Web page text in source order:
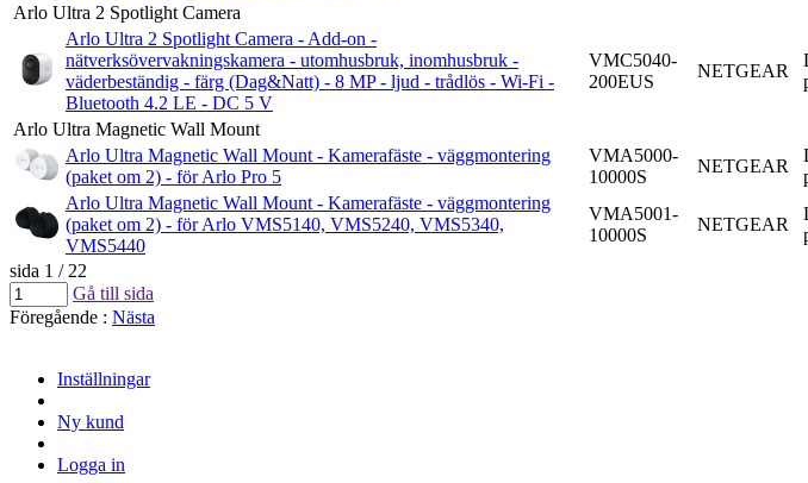
Arlo Ultra 2 Spotlight Camera
Arlo Ultra 2 Spotlight Camera - Add-on -
nätverksövervakningskamera - utomhusbruk, inomhusbruk -
väderbeständig - färg (Dag&Natt) - 8 MP - ljud - trådlös - Wi-Fi -
Bluetooth 4.2 LE - DC 5 V
VMC5040-
200EUS
NETGEAR
Arlo Ultra Magnetic Wall Mount
Arlo Ultra Magnetic Wall Mount - Kamerafäste - väggmontering
(paket om 2) - för Arlo Pro 5
VMA5000-
10000S
NETGEAR
Arlo Ultra Magnetic Wall Mount - Kamerafäste - väggmontering
(paket om 2) - för Arlo VMS5140, VMS5240, VMS5340,
VMS5440
VMA5001-
10000S
NETGEAR
sida 1 / 22
Gå till sida
Föregående : Nästa
Inställningar
Ny kund
Logga in